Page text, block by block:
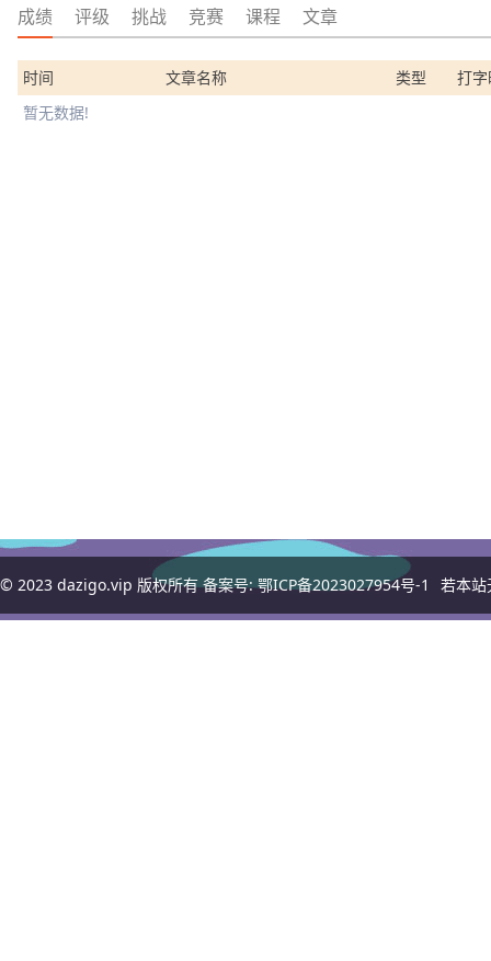
成绩 评级 挑战 竞赛 课程 文章
时间 文章名称 类型
打
暂无数据!
© 2023 dazigo.vip 版权所有 备案号:鄂ICP备2023027954号-1 若本